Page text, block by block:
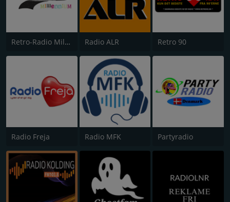
Retro-Radio Millennium Radio ALR Retro 90
Radio Freja Radio MFK Partyradio